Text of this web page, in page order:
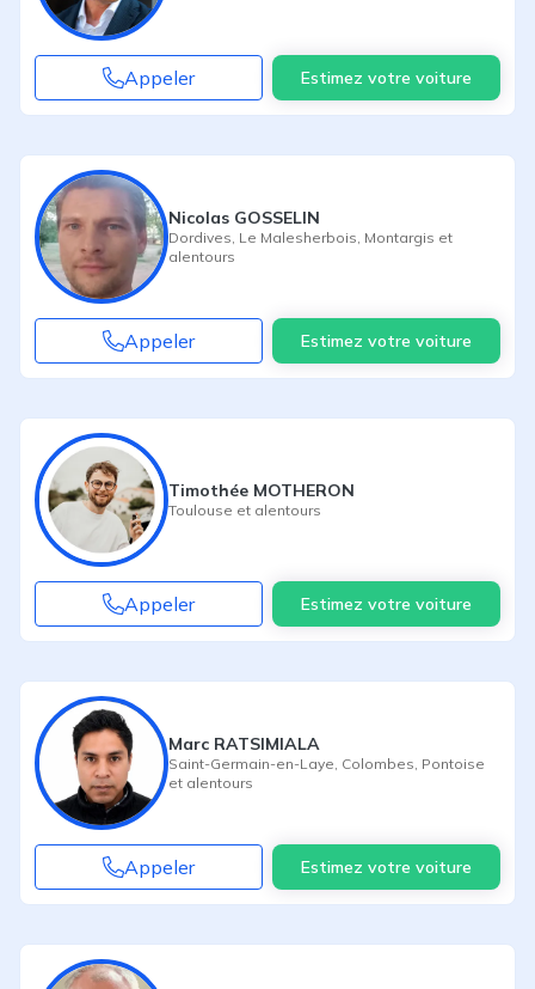
Appeler Estimez votre voiture
Nicolas GOSSELIN
Dordives Le Malesherbois Montargis et
alentours
Appeler Estimez votre voiture
Timothée MOTHERON
Toulouse et alentours
Appeler Estimez votre voiture
Marc RATSIMIALA
Saint-Germain-en-Laye Colombes Pontoise
et alentours
Appeler Estimez votre voiture